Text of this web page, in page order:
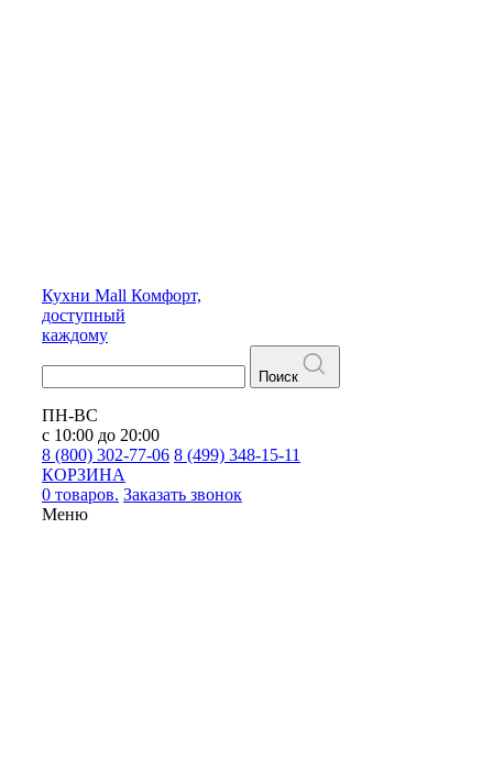
Кухни Mall Комфорт,
доступный
каждому
Поиск
ПН-ВС
с 10:00 до 20:00
8 (800) 302-77-06 8 (499) 348-15-11
КОРЗИНА
0 товаров. Заказать звонок
Меню